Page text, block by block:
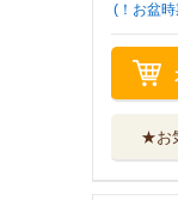
(！お盆
★お